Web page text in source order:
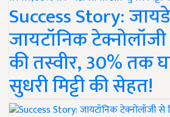
Success Story:
जायटॉनिक
की तस्वीर, 30% तक
सुधरी मिट्टी की सेहत!